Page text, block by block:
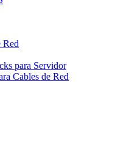
Red
para Servidor
Cables de Red